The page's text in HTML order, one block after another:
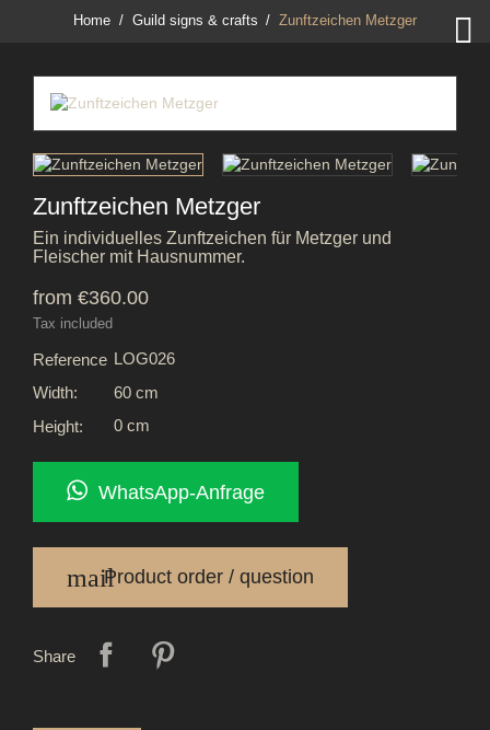

Home Guild signs & crafts Zunftzeichen Metzger
Zunftzeichen Metzger
Ein individuelles Zunftzeichen für Metzger und
Fleischer mit Hausnummer.
from €360.00
Tax included
Reference LOG026
Width:
60 cm
Height:
0 cm
WhatsApp-Anfrage
mailProduct order / question
Share